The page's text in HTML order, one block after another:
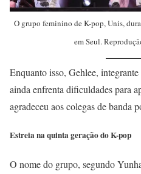
O grupo feminino de K-pop, Unis,
em Seul.
Enquanto isso, Gehlee,
ainda enfrenta dificuldades para
agradeceu aos colegas de banda
Estreia na quinta geração do K-pop
O nome do grupo, segundo